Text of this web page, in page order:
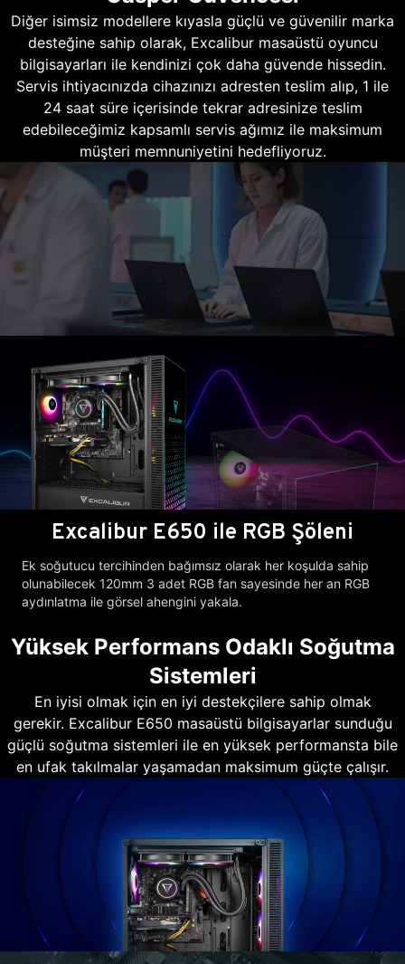
Diğer isimsiz modellere kıyasla güçlü ve güvenilir marka
desteğine sahip olarak, Excalibur masaüstü oyuncu
bilgisayarları ile kendinizi çok daha güvende hissedin.
Servis ihtiyacınızda cihazınızı adresten teslim alıp, 1 ile
24 saat süre içerisinde tekrar adresinize teslim
edebileceğimiz kapsamlı servis ağımız ile maksimum
müşteri memnuniyetini hedefliyoruz.
Excalibur E650 ile RGB Şöleni
Ek soğutucu tercihinden bağımsız olarak her koşulda sahip
olunabilecek 120mm 3 adet RGB fan sayesinde her an RGB
aydınlatma ile görsel ahengini yakala.
Yüksek Performans Odaklı Soğutma
Sistemleri
En iyisi olmak için en iyi destekçilere sahip olmak
gerekir. Excalibur E650 masaüstü bilgisayarlar sunduğu
güçlü soğutma sistemleri ile en yüksek performansta bile
en ufak takılmalar yaşamadan maksimum güçte çalışır.